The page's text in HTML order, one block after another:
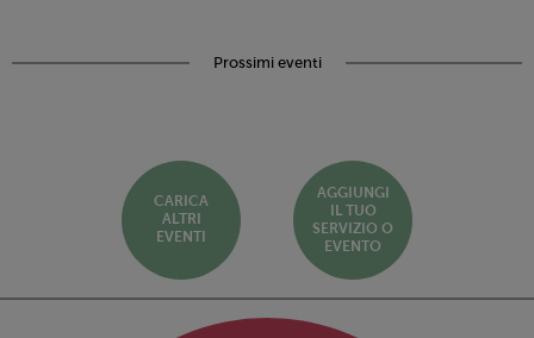
Prossimi eventi
CARICA
ALTRI
EVENTI
AGGIUNGI
IL TUO
SERVIZIO O
EVENTO